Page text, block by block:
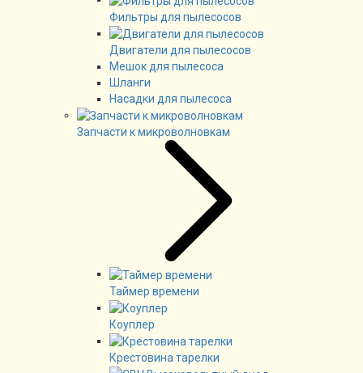
Фильтры для пылесосов
Двигатели для пылесосов
Мешок для пылесоса
Шланги
Насадки для пылесоса
Запчасти к микроволновкам
Таймер времени
Коуплер
Крестовина тарелки